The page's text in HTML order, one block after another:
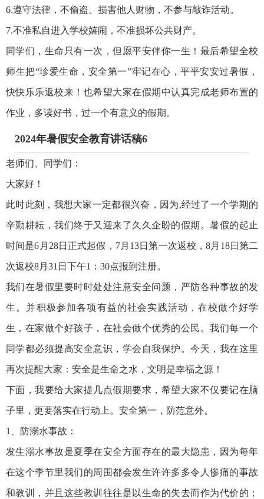
6.遵守法律，不偷盗、损害他人财物，不参与敲诈活动。
7.不准私自进入学校嬉闹，不准损坏公共财产。
同学们，生命只有一次，但愿平安伴你一生！最后希望全校
师生把“珍爱生命，安全第一”牢记在心，平平安安过暑假，
快快乐乐返校来！也希望大家在假期中认真完成老师布置的
作业，多读好书，过一个有意义的假期。
2024年暑假安全教育讲话稿6
老师们、同学们：
大家好！
此时此刻，我想大家一定都很兴奋，因为,经过了一个学期的
辛勤耕耘，我们终于又迎来了久久企盼的假期。暑假的起止
时间是6月28日正式起假，7月13日第一次返校，8月18日第二
次返校8月31日下午1：30点报到注册。
我们在暑假里要时时处处注意安全问题，严防各种事故的发
生。并积极参加各项有益的社会实践活动，在校做个好学
生，在家做个好孩子，在社会做个优秀的公民。我们每一个
同学都必须提高安全意识，学会自我保护。今天，我在这里
再次提醒大家：安全是生命之水，文明是幸福之源！
下面，我要给大家提几点假期要求，希望大家不仅要记在脑
子里，更要落实在行动上。安全第一，防范意外。
1、防溺水事故：
发生溺水事故是夏季在安全方面存在的最大隐患，因为每年
在这个季节里我们的周围都会发生许许多多令人惨痛的事故
和教训，并且这些教训往往是以生命的失去而作为代价的；